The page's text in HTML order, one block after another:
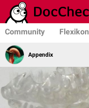
Community Flexikon
Appendix